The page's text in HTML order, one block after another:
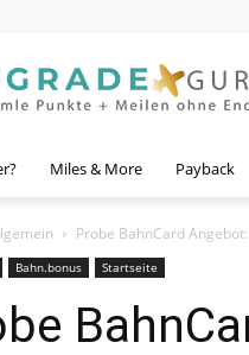
Guru
Miles & More Payback
Probe BahnCard
Bahn.bonus Startseite